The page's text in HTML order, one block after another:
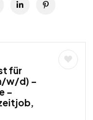
für
w/d) –
–